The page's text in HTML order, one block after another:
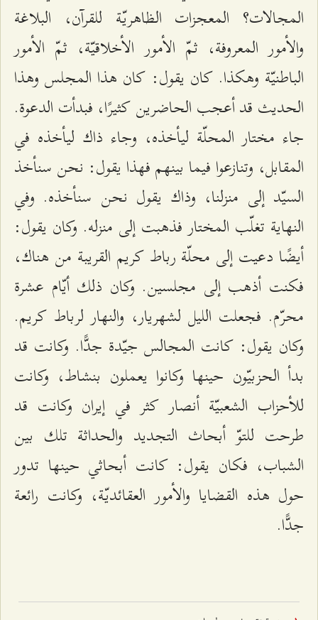
المجالات؟ المعجزات الظاهريّة للقرآن، البلاغة
والأمور المعروفة، ثمّ الأمور الأخلاقيّة، ثمّ الأمور
الباطنيّة وهكذا. كان يقول: كان هذا المجلس وهذا
الحديث قد أعجب الحاضرين كثيرًا، فبدأت الدعوة.
جاء مختار المحلّة ليأخذه، وجاء ذاك ليأخذه في
المقابل، وتنازعوا فيما بينهم فهذا يقول: نحن سنأخذ
السيّد إلى منزلنا، وذاك يقول نحن سنأخذه. وفي
النهاية تغلّب المختار فذهبت إلى منزله. وكان يقول:
أيضًا دعيت إلى محلّة رباط كريم القريبة من هناك،
فكنت أذهب إلى مجلسين. وكان ذلك أيّام عشرة
محرّم. فجعلت الليل لشهريار، والنهار لرباط كريم.
وكان يقول: كانت المجالس جيّدة جدًّا. وكانت قد
بدأ الحزبيّون حينها وكانوا يعملون بنشاط، وكانت
للأحزاب الشعبيّة أنصار كثر في إيران وكانت قد
طرحت للتوّ أبحاث التجديد والحداثة تلك بين
الشباب، فكان يقول: كانت أبحاثي حينها تدور
حول هذه القضايا والأمور العقائديّة، وكانت رائعة
جدًّا.